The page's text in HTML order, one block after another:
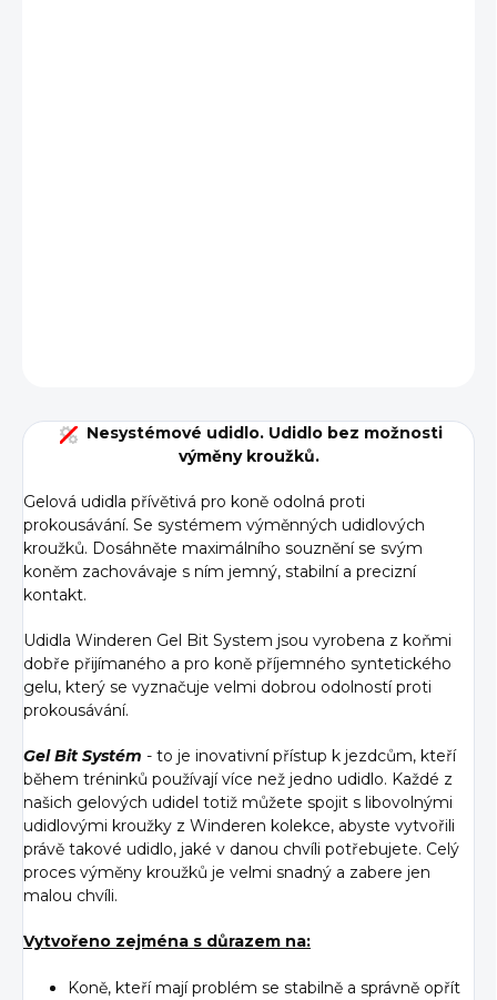
Nesystémové udidlo. Udidlo bez možnosti
výměny kroužků.
Gelová udidla přívětivá pro koně odolná proti
prokousávání. Se systémem výměnných udidlových
kroužků. Dosáhněte maximálního souznění se svým
koněm zachovávaje s ním jemný, stabilní a precizní
kontakt.
Udidla Winderen Gel Bit System jsou vyrobena z koňmi
dobře přijímaného a pro koně příjemného syntetického
gelu, který se vyznačuje velmi dobrou odolností proti
prokousávání.
Gel Bit Systém - to je inovativní přístup k jezdcům, kteří
během tréninků používají více než jedno udidlo. Každé z
našich gelových udidel totiž můžete spojit s libovolnými
udidlovými kroužky z Winderen kolekce, abyste vytvořili
právě takové udidlo, jaké v danou chvíli potřebujete. Celý
proces výměny kroužků je velmi snadný a zabere jen
malou chvíli.
Vytvořeno zejména s důrazem na:
Koně, kteří mají problém se stabilně a správně opřít